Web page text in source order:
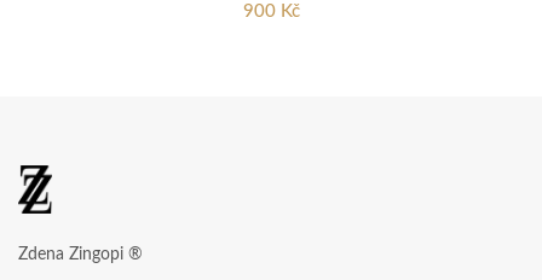
900 Kč
Zdena Zingopi ®